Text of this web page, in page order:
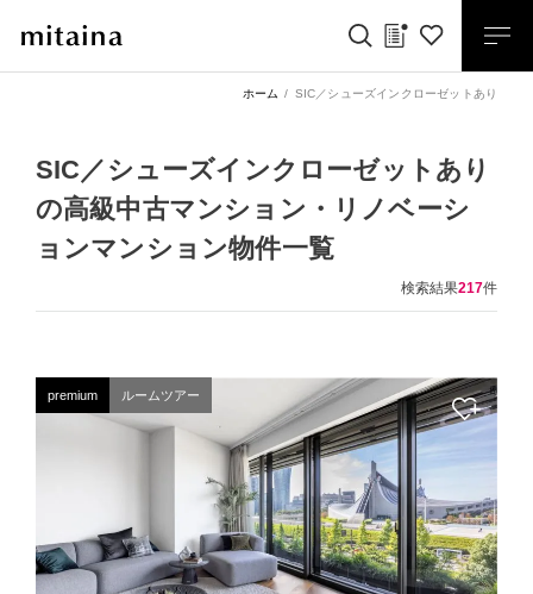
ホーム SIC／シューズインクローゼットあり
SIC／シューズインクローゼットあり
の高級中古マンション・リノベーシ
ョンマンション物件一覧
検索結果217件
premium ルームツアー